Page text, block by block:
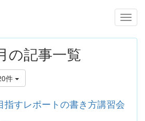
の記事一覧
件
指すレポートの書き方講習会